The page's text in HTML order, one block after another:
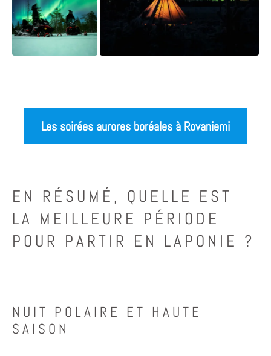
Les soirées aurores boréales à Rovaniemi
EN RÉSUMÉ, QUELLE EST
LA MEILLEURE PÉRIODE
POUR PARTIR EN LAPONIE ?
NUIT POLAIRE ET HAUTE
SAISON